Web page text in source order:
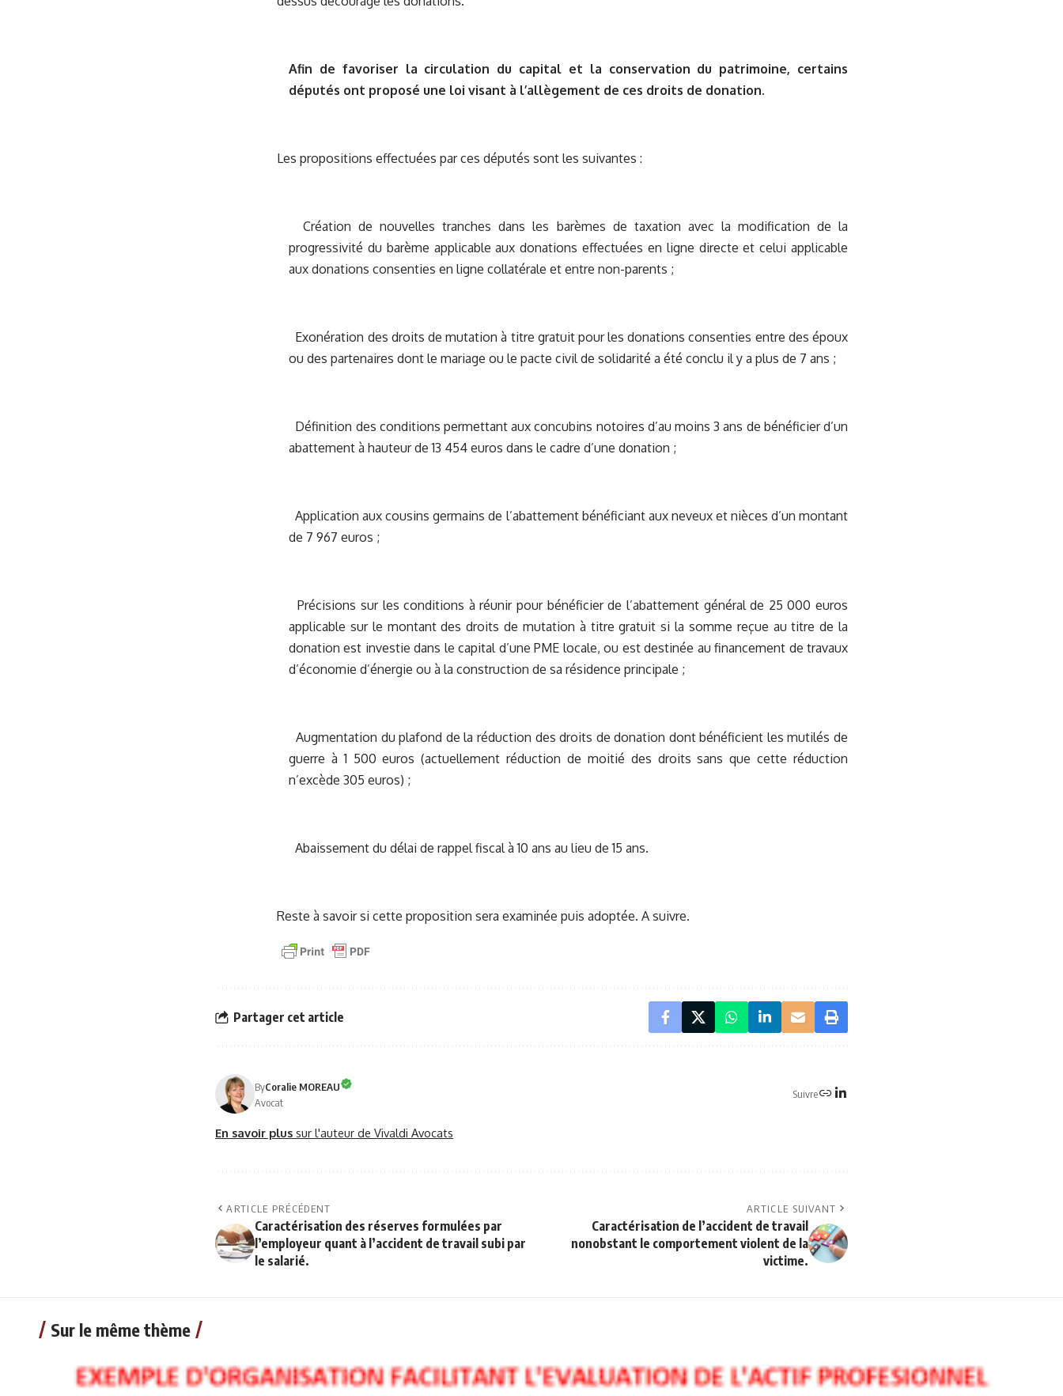
Afin de favoriser la circulation du capital et la conservation du patrimoine, certains
députés ont proposé une loi visant à l’allègement de ces droits de donation.
Les propositions effectuées par ces députés sont les suivantes :
Création de nouvelles tranches dans les barèmes de taxation avec la modification de la
progressivité du barème applicable aux donations effectuées en ligne directe et celui applicable
aux donations consenties en ligne collatérale et entre non-parents ;
Exonération des droits de mutation à titre gratuit pour les donations consenties entre des époux
ou des partenaires dont le mariage ou le pacte civil de solidarité a été conclu il y a plus de 7 ans ;
Définition des conditions permettant aux concubins notoires d’au moins 3 ans de bénéficier d’un
abattement à hauteur de 13 454 euros dans le cadre d’une donation ;
Application aux cousins germains de l’abattement bénéficiant aux neveux et nièces d’un montant
de 7 967 euros ;
Précisions sur les conditions à réunir pour bénéficier de l’abattement général de 25 000 euros
applicable sur le montant des droits de mutation à titre gratuit si la somme reçue au titre de la
donation est investie dans le capital d’une PME locale, ou est destinée au financement de travaux
d’économie d’énergie ou à la construction de sa résidence principale ;
Augmentation du plafond de la réduction des droits de donation dont bénéficient les mutilés de
guerre à 1 500 euros (actuellement réduction de moitié des droits sans que cette réduction
n’excède 305 euros) ;
Abaissement du délai de rappel fiscal à 10 ans au lieu de 15 ans.
Reste à savoir si cette proposition sera examinée puis adoptée. A suivre.
Partager cet article
ByCoralie MOREAU
Avocat
Suivre
En savoir plus sur l'auteur de Vivaldi Avocats
ARTICLE PRÉCÉDENT
Caractérisation des réserves formulées par
l’employeur quant à l’accident de travail subi par
le salarié.
ARTICLE SUIVANT
Caractérisation de l’accident de travail
nonobstant le comportement violent de la
victime.
Sur le même thème